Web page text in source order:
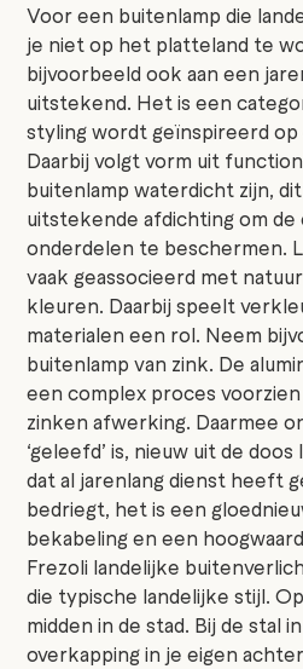
Voor een buitenlamp die
je niet op het platteland te
bijvoorbeeld ook aan een
uitstekend. Het is een
styling wordt geïnspireerd
Daarbij volgt vorm uit
buitenlamp waterdicht zijn,
uitstekende afdichting om
onderdelen te beschermen.
vaak geassocieerd met
kleuren. Daarbij speelt
materialen een rol. Neem
buitenlamp van zink. De
een complex proces
zinken afwerking. Daarmee
‘geleefd’ is, nieuw uit de
dat al jarenlang dienst heeft
bedriegt, het is een
bekabeling en een
Frezoli landelijke
die typische landelijke stijl.
midden in de stad. Bij de stal
overkapping in je eigen